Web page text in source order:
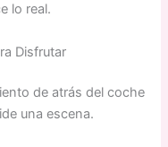
lo real.
Disfrutar
de atrás del coche
una escena.